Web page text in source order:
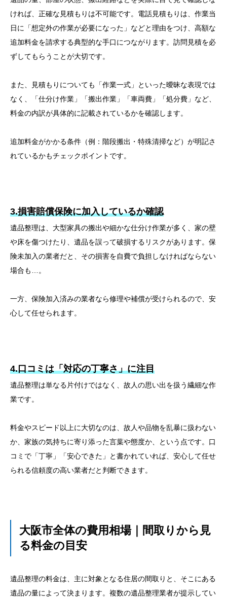
ければ、正確な見積もりは不可能です。電話見積もりは、作業当
日に「想定外の作業が必要になった」などと理由をつけ、高額な
追加料金を請求する典型的な手口につながります。訪問見積を必
ずしてもらうことが大切です。
また、見積もりについても「作業一式」といった曖昧な表現では
なく、「仕分け作業」「搬出作業」「車両費」「処分費」など、
料金の内訳が具体的に記載されているかを確認します。
追加料金がかかる条件（例：階段搬出・特殊清掃など）が明記さ
れているかもチェックポイントです。
3.損害賠償保険に加入しているか確認
遺品整理は、大型家具の搬出や細かな仕分け作業が多く、家の壁
や床を傷つけたり、遺品を誤って破損するリスクがあります。保
険未加入の業者だと、その損害を自費で負担しなければならない
場合も…。
一方、保険加入済みの業者なら修理や補償が受けられるので、安
心して任せられます。
4.口コミは「対応の丁寧さ」に注目
遺品整理は単なる片付けではなく、故人の思い出を扱う繊細な作
業です。
料金やスピード以上に大切なのは、故人や品物を乱暴に扱わない
か、家族の気持ちに寄り添った言葉や態度か、という点です。口
コミで「丁寧」「安心できた」と書かれていれば、安心して任せ
られる信頼度の高い業者だと判断できます。
大阪市全体の費用相場｜間取りから見
る料金の目安
遺品整理の料金は、主に対象となる住居の間取りと、そこにある
遺品の量によって決まります。複数の遺品整理業者が提示してい